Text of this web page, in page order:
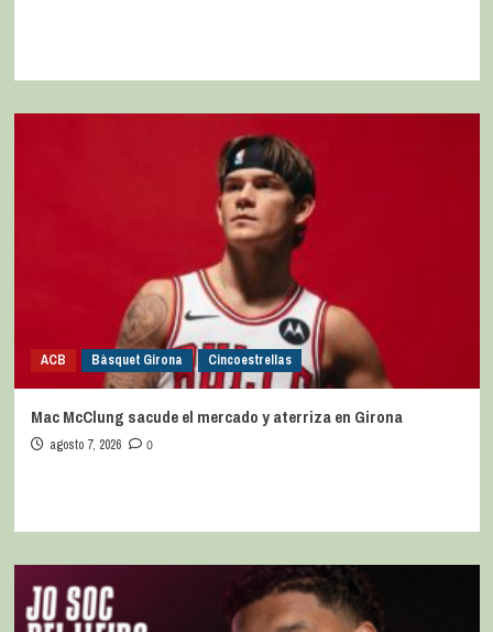
ACB Bàsquet Girona Cincoestrellas
Mac McClung sacude el mercado y aterriza en Girona
agosto 7, 2026 0